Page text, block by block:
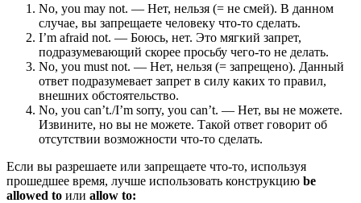
No, you may not. — Нет, нельзя (= не смей). В данном
случае, вы запрещаете человеку что-то сделать.
I’m afraid not. — Боюсь, нет. Это мягкий запрет,
подразумевающий скорее просьбу чего-то не делать.
No, you must not. — Нет, нельзя (= запрещено). Данный
ответ подразумевает запрет в силу каких то правил,
внешних обстоятельство.
No, you can’t./I’m sorry, you can’t. — Нет, вы не можете.
Извините, но вы не можете. Такой ответ говорит об
отсутствии возможности что-то сделать.
Если вы разрешаете или запрещаете что-то, используя
прошедшее время, лучше использовать конструкцию be
allowed to или allow to: